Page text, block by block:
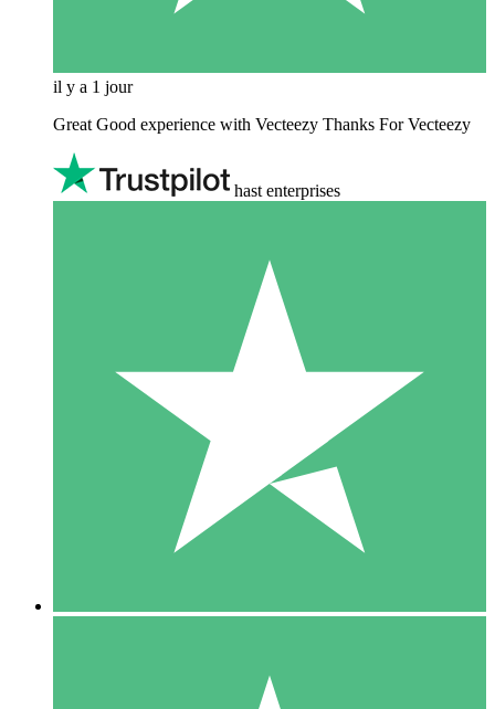
il y a 1 jour
Great Good experience with Vecteezy Thanks For Vecteezy
hast enterprises